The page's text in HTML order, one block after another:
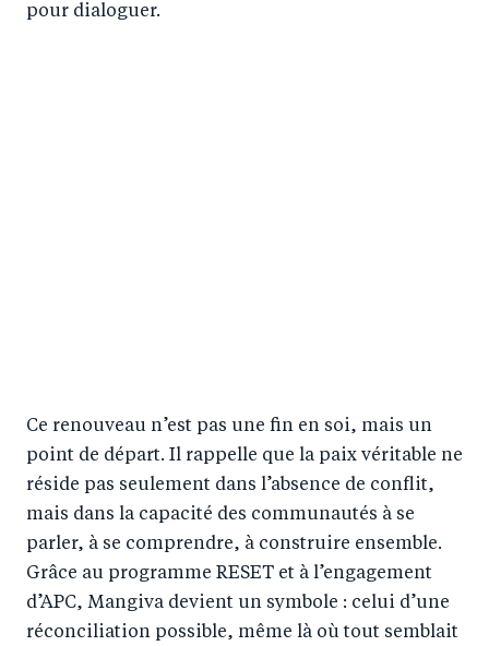
pour dialoguer.
Ce renouveau n’est pas une fin en soi, mais un
point de départ. Il rappelle que la paix véritable ne
réside pas seulement dans l’absence de conflit,
mais dans la capacité des communautés à se
parler, à se comprendre, à construire ensemble.
Grâce au programme RESET et à l’engagement
d’APC, Mangiva devient un symbole : celui d’une
réconciliation possible, même là où tout semblait